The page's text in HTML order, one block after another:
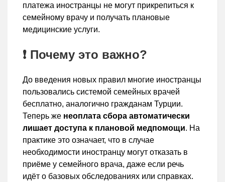
платежа иностранцы не могут прикрепиться к
семейному врачу и получать плановые
медицинские услуги.
❗ Почему это важно?
До введения новых правил многие иностранцы
пользовались системой семейных врачей
бесплатно, аналогично гражданам Турции.
Теперь же неоплата сбора автоматически
лишает доступа к плановой медпомощи. На
практике это означает, что в случае
необходимости иностранцу могут отказать в
приёме у семейного врача, даже если речь
идёт о базовых обследованиях или справках.